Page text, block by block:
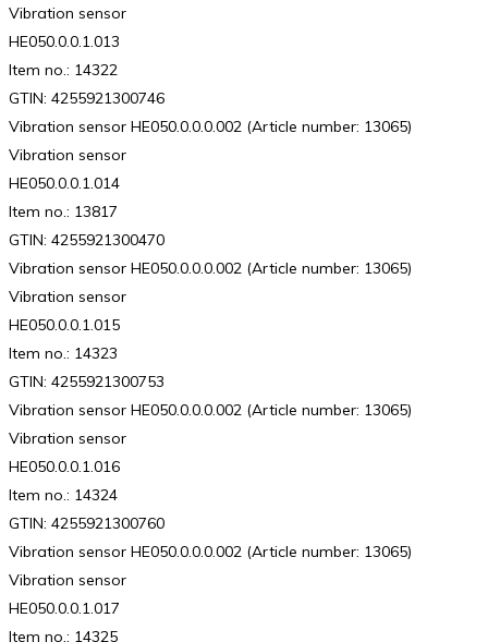
Vibration sensor
HE050.0.0.1.013
Item no.: 14322
GTIN: 4255921300746
Vibration sensor HE050.0.0.0.002 (Article number: 13065)
Vibration sensor
HE050.0.0.1.014
Item no.: 13817
GTIN: 4255921300470
Vibration sensor HE050.0.0.0.002 (Article number: 13065)
Vibration sensor
HE050.0.0.1.015
Item no.: 14323
GTIN: 4255921300753
Vibration sensor HE050.0.0.0.002 (Article number: 13065)
Vibration sensor
HE050.0.0.1.016
Item no.: 14324
GTIN: 4255921300760
Vibration sensor HE050.0.0.0.002 (Article number: 13065)
Vibration sensor
HE050.0.0.1.017
Item no.: 14325